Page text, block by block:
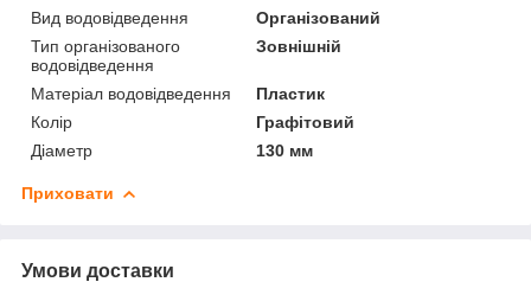
Вид водовідведення
Організований
Тип організованого
водовідведення
Зовнішній
Матеріал водовідведення
Пластик
Колір
Графітовий
Діаметр
130 мм
Приховати
Умови доставки